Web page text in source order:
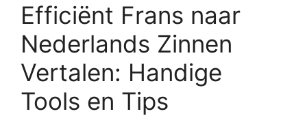
Efficiënt Frans naar
Nederlands Zinnen
Vertalen: Handige
Tools en Tips